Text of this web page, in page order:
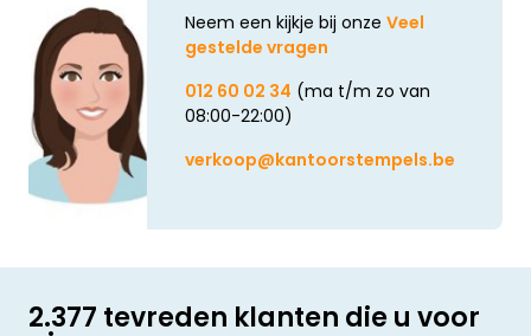
Neem een kijkje bij onze Veel
gestelde vragen
012 60 02 34 (ma t/m zo van
08:00-22:00)
verkoop@kantoorstempels.be
2.377 tevreden klanten die u voor